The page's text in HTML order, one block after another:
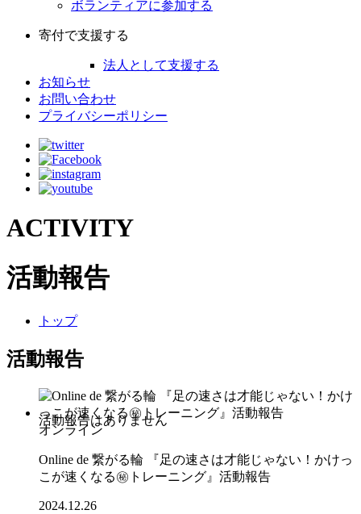
ボランティアに参加する
寄付で支援する
法人として支援する
お知らせ
お問い合わせ
プライバシーポリシー
ACTIVITY
活動報告
トップ
活動報告
オンライン
Online de 繋がる輪 『足の速さは才能じゃない！かけっ
こが速くなる㊙トレーニング』活動報告
2024.12.26